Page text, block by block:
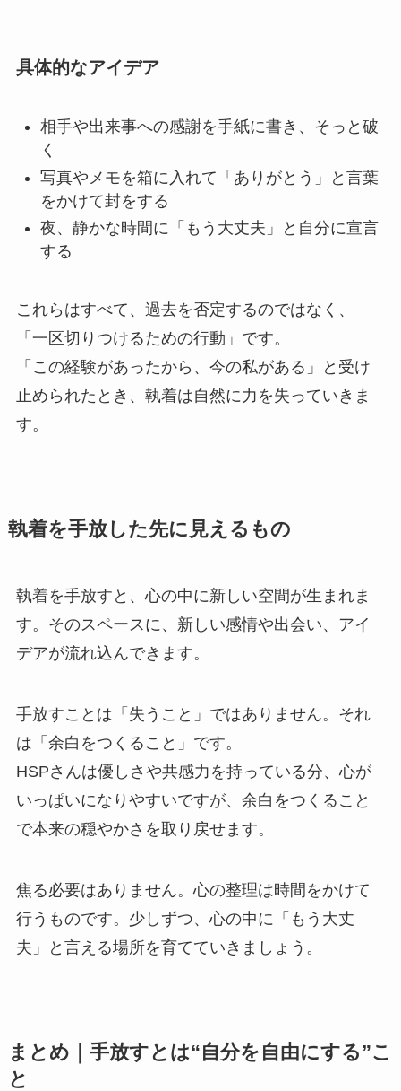
具体的なアイデア
相手や出来事への感謝を手紙に書き、そっと破
く
写真やメモを箱に入れて「ありがとう」と言葉
をかけて封をする
夜、静かな時間に「もう大丈夫」と自分に宣言
する
これらはすべて、過去を否定するのではなく、
「一区切りつけるための行動」です。
「この経験があったから、今の私がある」と受け
止められたとき、執着は自然に力を失っていきま
す。
執着を手放した先に見えるもの
執着を手放すと、心の中に新しい空間が生まれま
す。そのスペースに、新しい感情や出会い、アイ
デアが流れ込んできます。
手放すことは「失うこと」ではありません。それ
は「余白をつくること」です。
HSPさんは優しさや共感力を持っている分、心が
いっぱいになりやすいですが、余白をつくること
で本来の穏やかさを取り戻せます。
焦る必要はありません。心の整理は時間をかけて
行うものです。少しずつ、心の中に「もう大丈
夫」と言える場所を育てていきましょう。
まとめ｜手放すとは“自分を自由にする”こ
と